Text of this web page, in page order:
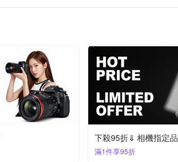
下殺95折⇓ 相機指定品
滿1件享95折